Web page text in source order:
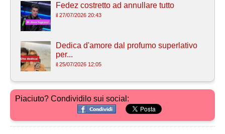
Fedez costretto ad annullare tutto
il 27/07/2026 20:43
Dedica d'amore dal profumo superlativo
per...
il 25/07/2026 12:05
Piaciuto? Condividilo sui social: